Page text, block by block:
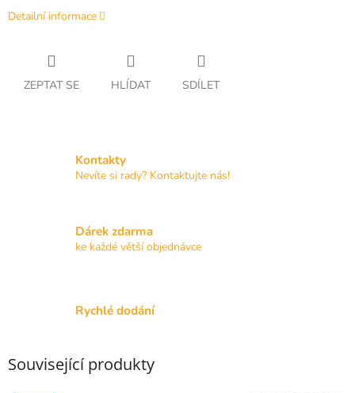
Detailní informace
ZEPTAT SE HLÍDAT SDÍLET
Kontakty
Nevíte si rady? Kontaktujte nás!
Dárek zdarma
ke každé větší objednávce
Rychlé dodání
Související produkty